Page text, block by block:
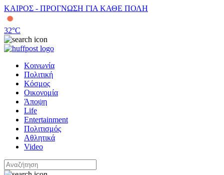
ΚΑΙΡΟΣ - ΠΡΟΓΝΩΣΗ ΓΙΑ ΚΑΘΕ ΠΟΛΗ
32°C
Κοινωνία
Πολιτική
Κόσμος
Οικονομία
Άποψη
Life
Entertainment
Πολιτισμός
Αθλητικά
Video